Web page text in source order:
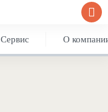
Сервис О